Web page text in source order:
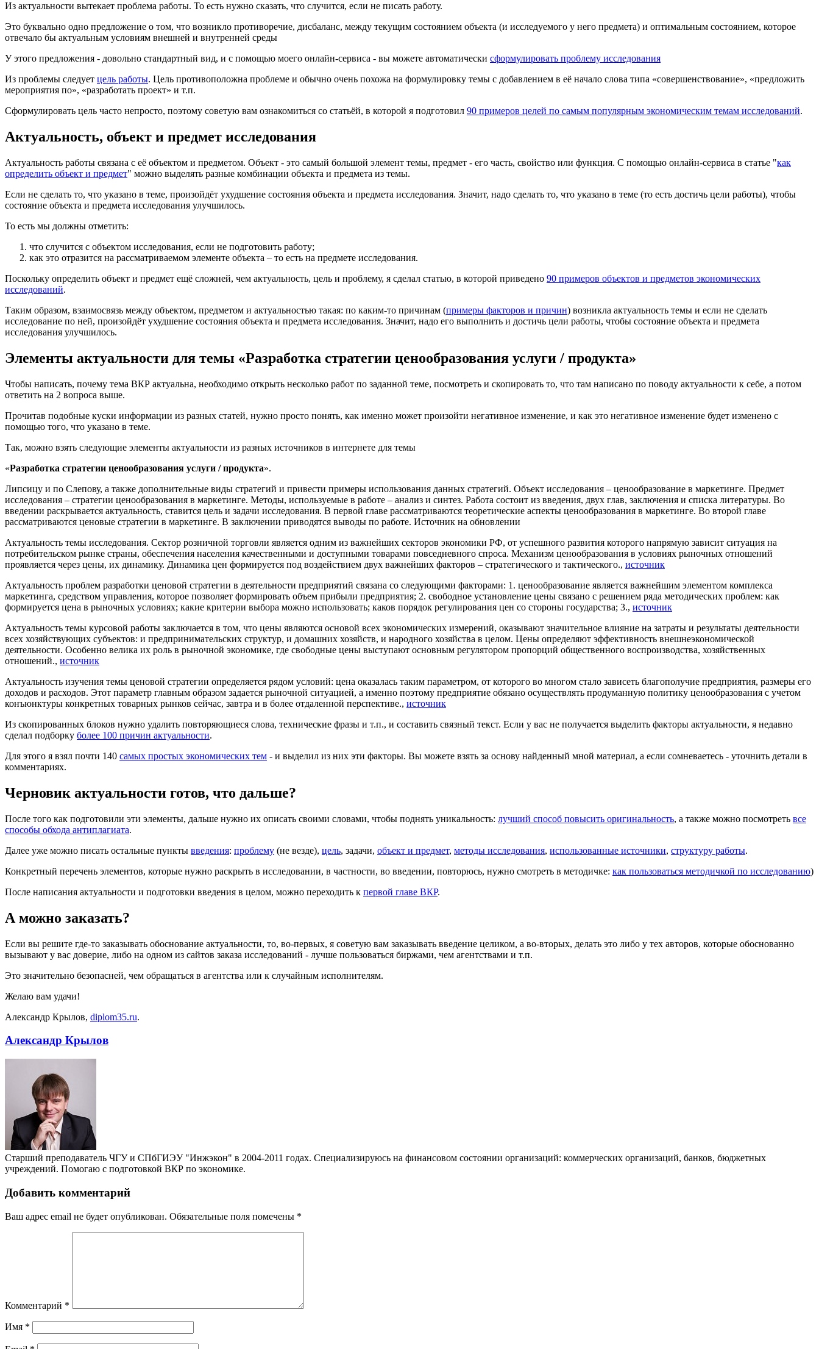
Из актуальности вытекает проблема работы. То есть нужно сказать, что случится, если не писать работу.
Это буквально одно предложение о том, что возникло противоречие, дисбаланс, между текущим состоянием объекта (и исследуемого у него предмета) и оптимальным состоянием, которое
отвечало бы актуальным условиям внешней и внутренней среды
У этого предложения - довольно стандартный вид, и с помощью моего онлайн-сервиса - вы можете автоматически сформулировать проблему исследования
Из проблемы следует цель работы. Цель противоположна проблеме и обычно очень похожа на формулировку темы с добавлением в её начало слова типа «совершенствование», «предложить
мероприятия по», «разработать проект» и т.п.
Сформулировать цель часто непросто, поэтому советую вам ознакомиться со статьёй, в которой я подготовил 90 примеров целей по самым популярным экономическим темам исследований.
Актуальность, объект и предмет исследования
Актуальность работы связана с её объектом и предметом. Объект - это самый большой элемент темы, предмет - его часть, свойство или функция. С помощью онлайн-сервиса в статье "как
определить объект и предмет" можно выделять разные комбинации объекта и предмета из темы.
Если не сделать то, что указано в теме, произойдёт ухудшение состояния объекта и предмета исследования. Значит, надо сделать то, что указано в теме (то есть достичь цели работы), чтобы
состояние объекта и предмета исследования улучшилось.
То есть мы должны отметить:
что случится с объектом исследования, если не подготовить работу;
как это отразится на рассматриваемом элементе объекта – то есть на предмете исследования.
Поскольку определить объект и предмет ещё сложней, чем актуальность, цель и проблему, я сделал статью, в которой приведено 90 примеров объектов и предметов экономических
исследований.
Таким образом, взаимосвязь между объектом, предметом и актуальностью такая: по каким-то причинам (примеры факторов и причин) возникла актуальность темы и если не сделать
исследование по ней, произойдёт ухудшение состояния объекта и предмета исследования. Значит, надо его выполнить и достичь цели работы, чтобы состояние объекта и предмета
исследования улучшилось.
Элементы актуальности для темы «Разработка стратегии ценообразования услуги / продукта»
Чтобы написать, почему тема ВКР актуальна, необходимо открыть несколько работ по заданной теме, посмотреть и скопировать то, что там написано по поводу актуальности к себе, а потом
ответить на 2 вопроса выше.
Прочитав подобные куски информации из разных статей, нужно просто понять, как именно может произойти негативное изменение, и как это негативное изменение будет изменено с
помощью того, что указано в теме.
Так, можно взять следующие элементы актуальности из разных источников в интернете для темы
«Разработка стратегии ценообразования услуги / продукта».
Липсицу и по Слепову, а также дополнительные виды стратегий и привести примеры использования данных стратегий. Объект исследования – ценообразование в маркетинге. Предмет
исследования – стратегии ценообразования в маркетинге. Методы, используемые в работе – анализ и синтез. Работа состоит из введения, двух глав, заключения и списка литературы. Во
введении раскрывается актуальность, ставится цель и задачи исследования. В первой главе рассматриваются теоретические аспекты ценообразования в маркетинге. Во второй главе
рассматриваются ценовые стратегии в маркетинге. В заключении приводятся выводы по работе. Источник на обновлении
Актуальность темы исследования. Сектор розничной торговли является одним из важнейших секторов экономики РФ, от успешного развития которого напрямую зависит ситуация на
потребительском рынке страны, обеспечения населения качественными и доступными товарами повседневного спроса. Механизм ценообразования в условиях рыночных отношений
проявляется через цены, их динамику. Динамика цен формируется под воздействием двух важнейших факторов – стратегического и тактического., источник
Актуальность проблем разработки ценовой стратегии в деятельности предприятий связана со следующими факторами: 1. ценообразование является важнейшим элементом комплекса
маркетинга, средством управления, которое позволяет формировать объем прибыли предприятия; 2. свободное установление цены связано с решением ряда методических проблем: как
формируется цена в рыночных условиях; какие критерии выбора можно использовать; каков порядок регулирования цен со стороны государства; 3., источник
Актуальность темы курсовой работы заключается в том, что цены являются основой всех экономических измерений, оказывают значительное влияние на затраты и результаты деятельности
всех хозяйствующих субъектов: и предпринимательских структур, и домашних хозяйств, и народного хозяйства в целом. Цены определяют эффективность внешнеэкономической
деятельности. Особенно велика их роль в рыночной экономике, где свободные цены выступают основным регулятором пропорций общественного воспроизводства, хозяйственных
отношений., источник
Актуальность изучения темы ценовой стратегии определяется рядом условий: цена оказалась таким параметром, от которого во многом стало зависеть благополучие предприятия, размеры его
доходов и расходов. Этот параметр главным образом задается рыночной ситуацией, а именно поэтому предприятие обязано осуществлять продуманную политику ценообразования с учетом
конъюнктуры конкретных товарных рынков сейчас, завтра и в более отдаленной перспективе., источник
Из скопированных блоков нужно удалить повторяющиеся слова, технические фразы и т.п., и составить связный текст. Если у вас не получается выделить факторы актуальности, я недавно
сделал подборку более 100 причин актуальности.
Для этого я взял почти 140 самых простых экономических тем - и выделил из них эти факторы. Вы можете взять за основу найденный мной материал, а если сомневаетесь - уточнить детали в
комментариях.
Черновик актуальности готов, что дальше?
После того как подготовили эти элементы, дальше нужно их описать своими словами, чтобы поднять уникальность: лучший способ повысить оригинальность, а также можно посмотреть все
способы обхода антиплагиата.
Далее уже можно писать остальные пункты введения: проблему (не везде), цель, задачи, объект и предмет, методы исследования, использованные источники, структуру работы.
Конкретный перечень элементов, которые нужно раскрыть в исследовании, в частности, во введении, повторюсь, нужно смотреть в методичке: как пользоваться методичкой по исследованию)
После написания актуальности и подготовки введения в целом, можно переходить к первой главе ВКР.
А можно заказать?
Если вы решите где-то заказывать обоснование актуальности, то, во-первых, я советую вам заказывать введение целиком, а во-вторых, делать это либо у тех авторов, которые обоснованно
вызывают у вас доверие, либо на одном из сайтов заказа исследований - лучше пользоваться биржами, чем агентствами и т.п.
Это значительно безопасней, чем обращаться в агентства или к случайным исполнителям.
Желаю вам удачи!
Александр Крылов, diplom35.ru.
Александр Крылов
Старший преподаватель ЧГУ и СПбГИЭУ "Инжэкон" в 2004-2011 годах. Специализируюсь на финансовом состоянии организаций: коммерческих организаций, банков, бюджетных
учреждений. Помогаю с подготовкой ВКР по экономике.
Добавить комментарий
Ваш адрес email не будет опубликован. Обязательные поля помечены *
Комментарий *
Имя *